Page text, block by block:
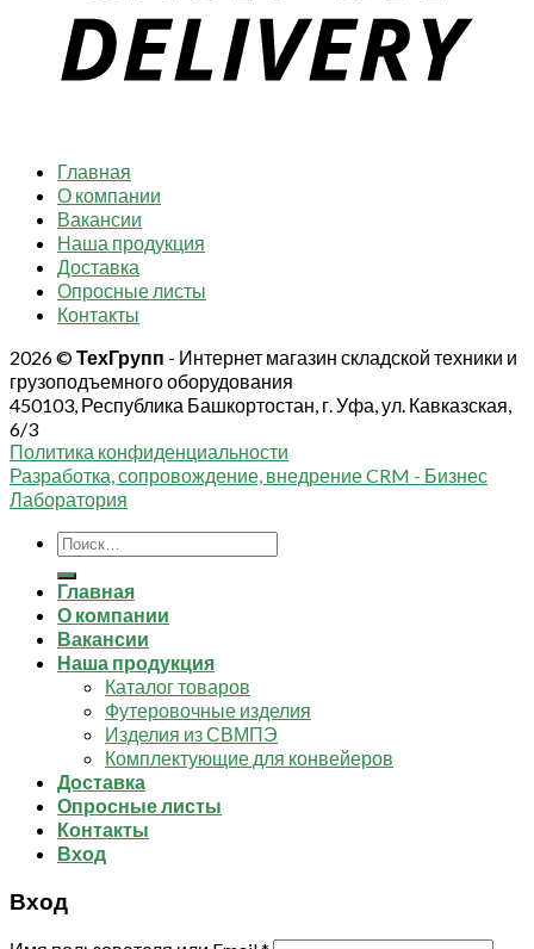
Главная
О компании
Вакансии
Наша продукция
Доставка
Опросные листы
Контакты
2026 ©ТехГрупп - Интернет магазин складской техники и
грузоподъемного оборудования
450103, Республика Башкортостан, г. Уфа, ул. Кавказская,
6/3
Политика конфиденциальности
Разработка, сопровождение, внедрение CRM - Бизнес
Лаборатория
Искать:
Главная
О компании
Вакансии
Наша продукция
Каталог товаров
Футеровочные изделия
Изделия из СВМПЭ
Комплектующие для конвейеров
Доставка
Опросные листы
Контакты
Вход
Вход